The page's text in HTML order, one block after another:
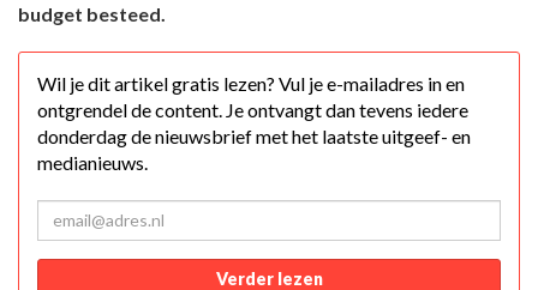
budget besteed.
Wil je dit artikel gratis lezen? Vul je e-mailadres in en
ontgrendel de content. Je ontvangt dan tevens iedere
donderdag de nieuwsbrief met het laatste uitgeef- en
medianieuws.
Verder lezen